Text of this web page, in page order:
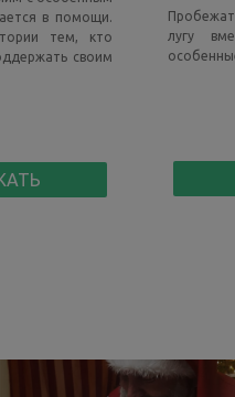
в помощи.
тем, кто
своим
лугу